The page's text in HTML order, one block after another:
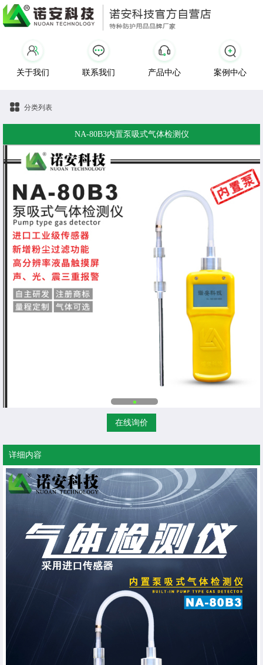
关于我们 联系我们 产品中心 案例中心
分类列表
NA-80B3内置泵吸式气体检测仪
在线询价
详细内容